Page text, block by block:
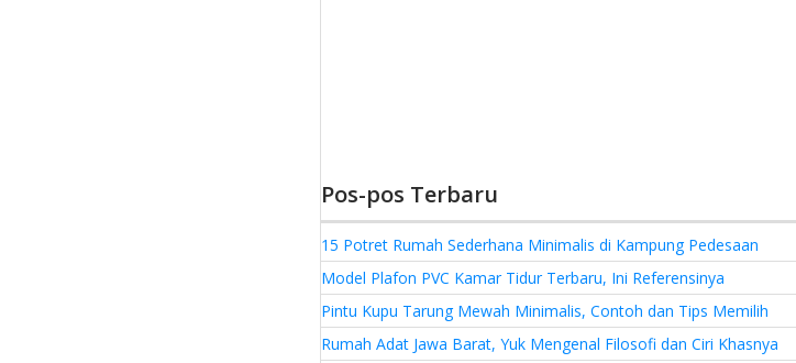
Pos-pos Terbaru
15 Potret Rumah Sederhana Minimalis di Kampung Pedesaan
Model Plafon PVC Kamar Tidur Terbaru, Ini Referensinya
Pintu Kupu Tarung Mewah Minimalis, Contoh dan Tips Memilih
Rumah Adat Jawa Barat, Yuk Mengenal Filosofi dan Ciri Khasnya